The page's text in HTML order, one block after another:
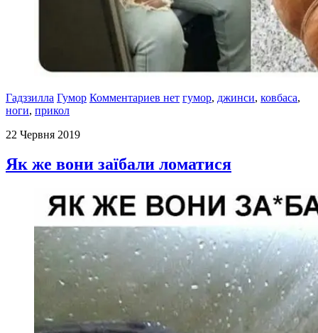
Гадззилла Гумор Комментариев нет гумор, джинси, ковбаса,
ноги, прикол
22 Червня 2019
Як же вони заїбали ломатися